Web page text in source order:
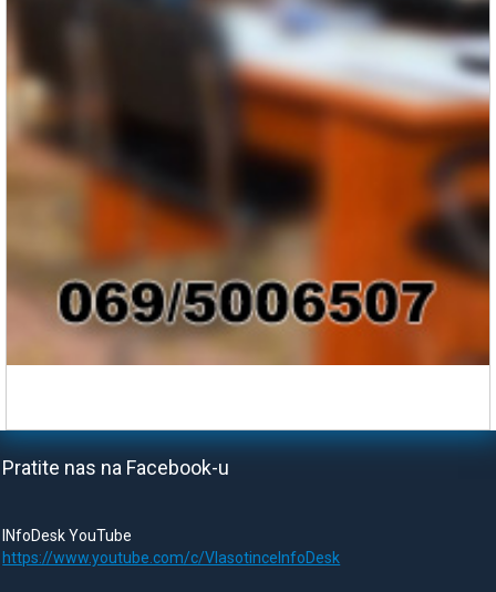
Pratite nas na Facebook-u
INfoDesk YouTube
https://www.youtube.com/c/VlasotinceInfoDesk